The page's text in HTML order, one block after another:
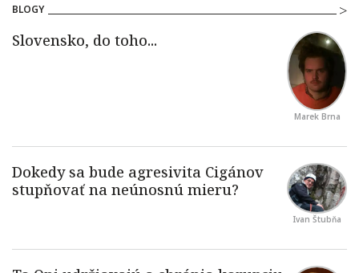
BLOGY
Marek Brna
Ivan Štubňa